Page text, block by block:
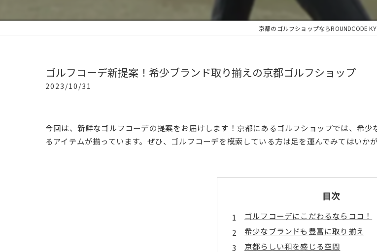
京都のゴルフショップならROUNDCODE
ゴルフコーデ新提案！希少ブランド取り揃えの京都ゴルフショップ
2023/10/31
今回は、新鮮なゴルフコーデの提案をお届けします！京都にあるゴルフショップでは、希
るアイテムが揃っています。ぜひ、ゴルフコーデを模索している方は足を運んでみてはいかが
目次
ゴルフコーデにこだわるならココ！
希少なブランドも豊富に取り揃え
京都らしい和を感じる空間